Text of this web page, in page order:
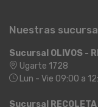
Nuestras
Sucursal OLIVOS -
Ugarte 1728
Lun - Vie 09:00 a
Sucursal RECOLETA